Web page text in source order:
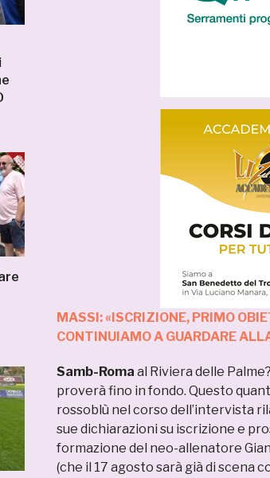
MASSI: «ISCRIZIONE, PRIMO
CONTINUIAMO A GUARDARE
Samb-Roma al Riviera delle
proverà fino in fondo. Questo
rossoblù nel corso dell’intervista
sue dichiarazioni su iscrizione e
formazione del neo-allenatore
(che il 17 agosto sarà già di scena